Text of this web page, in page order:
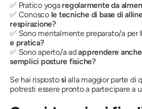
✅ Pratico yoga regolarmente da
✅ Conosco le tecniche di base di
respirazione?
✅ Sono mentalmente preparato/a per
e pratica?
✅ Sono aperto/a adapprendere
semplici posture fisiche?
Se hai rispostosìalla maggior parte di
potresti essere pronto a partecipare a